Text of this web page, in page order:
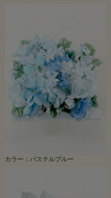
カラー：パステルブルー